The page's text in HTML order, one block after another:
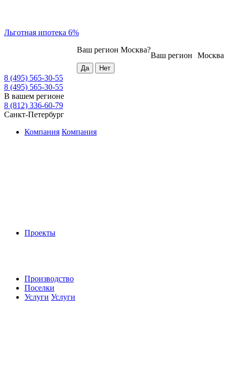
Льготная ипотека 6%
Москва
Ваш регион
Ваш регион Москва?
8 (495) 565-30-55
8 (495) 565-30-55
В вашем регионе
8 (812) 336-60-79
Санкт-Петербург
Компания Компания
Проекты
Производство
Поселки
Услуги Услуги